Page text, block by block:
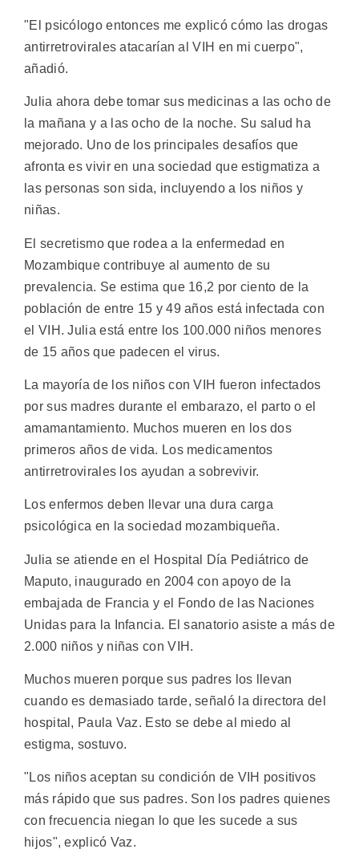
"El psicólogo entonces me explicó cómo las drogas
antirretrovirales atacarían al VIH en mi cuerpo",
añadió.
Julia ahora debe tomar sus medicinas a las ocho de
la mañana y a las ocho de la noche. Su salud ha
mejorado. Uno de los principales desafíos que
afronta es vivir en una sociedad que estigmatiza a
las personas son sida, incluyendo a los niños y
niñas.
El secretismo que rodea a la enfermedad en
Mozambique contribuye al aumento de su
prevalencia. Se estima que 16,2 por ciento de la
población de entre 15 y 49 años está infectada con
el VIH. Julia está entre los 100.000 niños menores
de 15 años que padecen el virus.
La mayoría de los niños con VIH fueron infectados
por sus madres durante el embarazo, el parto o el
amamantamiento. Muchos mueren en los dos
primeros años de vida. Los medicamentos
antirretrovirales los ayudan a sobrevivir.
Los enfermos deben llevar una dura carga
psicológica en la sociedad mozambiqueña.
Julia se atiende en el Hospital Día Pediátrico de
Maputo, inaugurado en 2004 con apoyo de la
embajada de Francia y el Fondo de las Naciones
Unidas para la Infancia. El sanatorio asiste a más de
2.000 niños y niñas con VIH.
Muchos mueren porque sus padres los llevan
cuando es demasiado tarde, señaló la directora del
hospital, Paula Vaz. Esto se debe al miedo al
estigma, sostuvo.
"Los niños aceptan su condición de VIH positivos
más rápido que sus padres. Son los padres quienes
con frecuencia niegan lo que les sucede a sus
hijos", explicó Vaz.